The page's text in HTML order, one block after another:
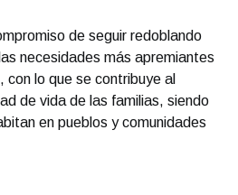
de seguir redoblando
necesidades más apremiantes
con lo que se contribuye al
de vida de las familias, siendo
en pueblos y comunidades